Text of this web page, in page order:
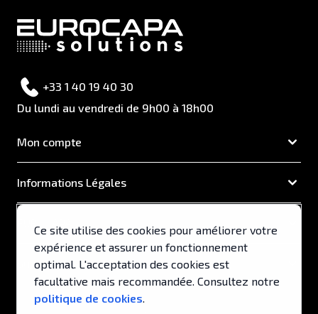
+33 1 40 19 40 30
Du lundi au vendredi de 9h00 à 18h00
Mon compte
Informations Légales
Support & Services
Ce site utilise des cookies pour améliorer votre
expérience et assurer un fonctionnement
optimal. L'acceptation des cookies est
facultative mais recommandée. Consultez notre
politique de cookies.